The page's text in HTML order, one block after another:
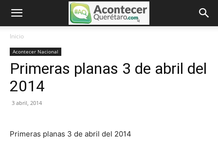
Inicio
Acontecer Nacional
Primeras planas 3 de abril del
2014
3 abril, 2014
Primeras planas 3 de abril del 2014